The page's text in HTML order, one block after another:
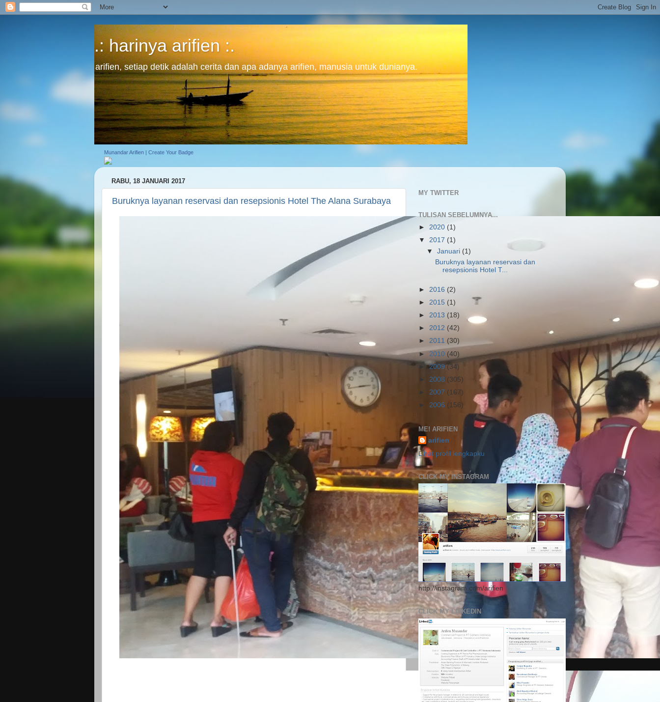
.: harinya arifien :.
arifien, setiap detik adalah cerita dan apa adanya arifien, manusia untuk dunianya.
Munandar Arifien | Create Your Badge
RABU, 18 JANUARI 2017
Buruknya layanan reservasi dan resepsionis Hotel The Alana Surabaya
MY TWITTER
TULISAN SEBELUMNYA...
► 2020 (1)
▼ 2017 (1)
▼Januari (1)
Buruknya layanan reservasi dan
resepsionis Hotel T...
► 2016 (2)
► 2015 (1)
► 2013 (18)
► 2012 (42)
► 2011 (30)
► 2010 (40)
►2009(34)
► 2008 (305)
► 2007 (167)
► 2006 (156)
ME! ARIFIEN
arifien
Lihat profil lengkapku
CLICK MY INSTAGRAM
http://instagram.com/arifien
CLICK MY LINKEDIN